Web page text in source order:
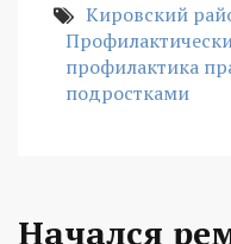
Кировский
профилактика
подростками
Начался